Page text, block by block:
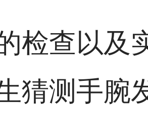
检查以及
猜测手腕